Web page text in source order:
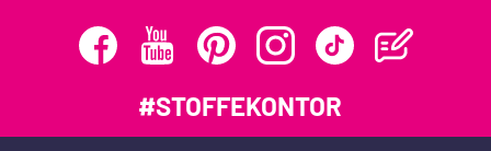
#STOFFEKONTOR